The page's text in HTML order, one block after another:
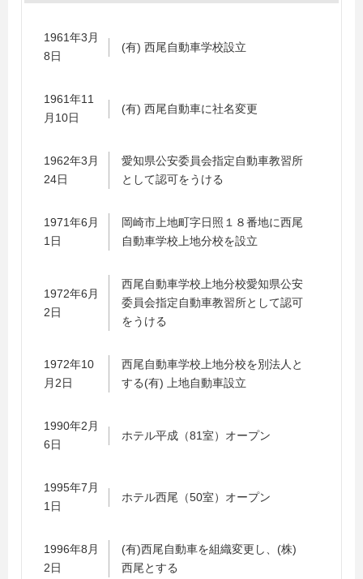
1961年3月
8日
(有) 西尾自動車学校設立
1961年11
月10日
(有) 西尾自動車に社名変更
1962年3月
24日
愛知県公安委員会指定自動車教習所
として認可をうける
1971年6月
1日
岡崎市上地町字日照１８番地に西尾
自動車学校上地分校を設立
1972年6月
2日
西尾自動車学校上地分校愛知県公安
委員会指定自動車教習所として認可
をうける
1972年10
月2日
西尾自動車学校上地分校を別法人と
する(有) 上地自動車設立
1990年2月
6日
ホテル平成（81室）オープン
1995年7月
1日
ホテル西尾（50室）オープン
1996年8月
2日
(有)西尾自動車を組織変更し、(株)
西尾とする